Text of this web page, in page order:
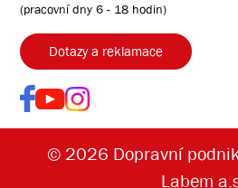
(pracovní dny 6 - 18 hodin)
Dotazy a reklamace
© 2026 Dopravní
Labem